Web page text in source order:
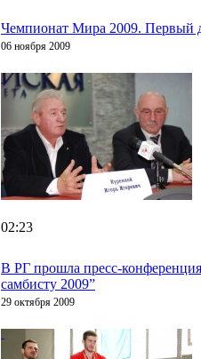
Чемпионат Мира 2009. Первый
06 ноября 2009
02:23
В РГ прошла пресс-
самбисту 2009”
29 октября 2009